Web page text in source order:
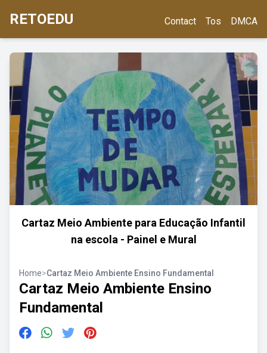
RETOEDU Contact Tos DMCA
Cartaz Meio Ambiente para Educação Infantil
na escola - Painel e Mural
Home>Cartaz Meio Ambiente Ensino Fundamental
Cartaz Meio Ambiente Ensino
Fundamental